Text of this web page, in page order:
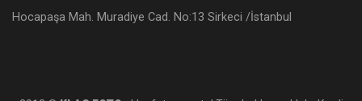
Hocapaşa Mah. Muradiye Cad. No:13 Sirkeci /İstanbul